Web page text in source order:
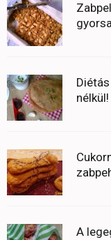
nélkül!
A